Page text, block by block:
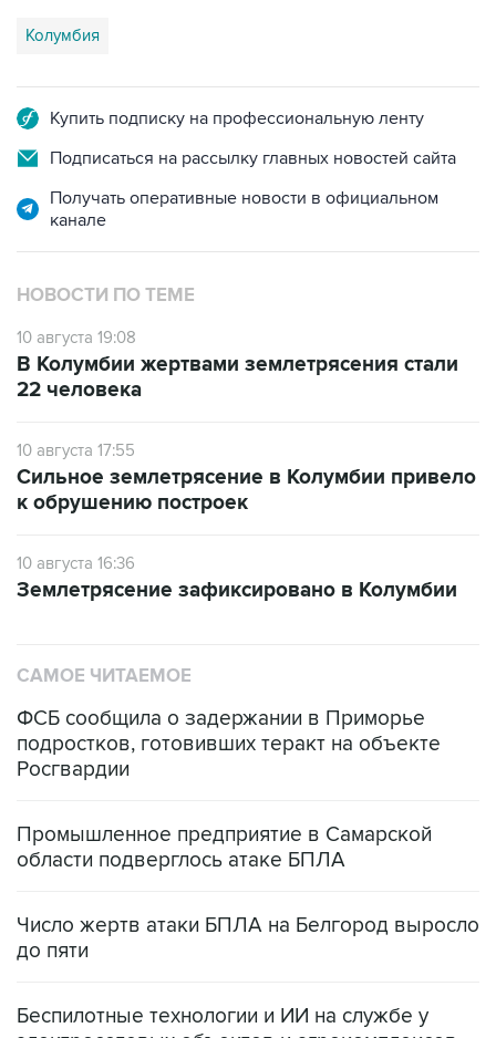
Колумбия
Купить подписку на профессиональную ленту
Подписаться на рассылку главных новостей сайта
Получать оперативные новости в официальном
канале
НОВОСТИ ПО ТЕМЕ
10 августа 19:08
В Колумбии жертвами землетрясения стали
22 человека
10 августа 17:55
Сильное землетрясение в Колумбии привело
к обрушению построек
10 августа 16:36
Землетрясение зафиксировано в Колумбии
САМОЕ ЧИТАЕМОЕ
ФСБ сообщила о задержании в Приморье
подростков, готовивших теракт на объекте
Росгвардии
Промышленное предприятие в Самарской
области подверглось атаке БПЛА
Число жертв атаки БПЛА на Белгород выросло
до пяти
Беспилотные технологии и ИИ на службе у